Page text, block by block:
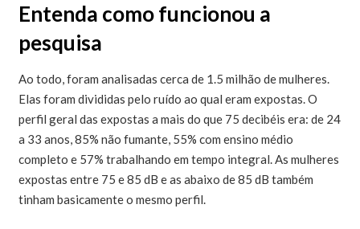
Entenda como funcionou a
pesquisa
Ao todo, foram analisadas cerca de 1.5 milhão de mulheres.
Elas foram divididas pelo ruído ao qual eram expostas. O
perfil geral das expostas a mais do que 75 decibéis era: de 24
a 33 anos, 85% não fumante, 55% com ensino médio
completo e 57% trabalhando em tempo integral. As mulheres
expostas entre 75 e 85 dB e as abaixo de 85 dB também
tinham basicamente o mesmo perfil.